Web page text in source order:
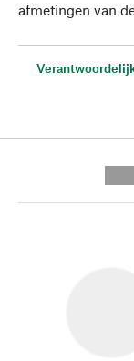
afmetingen van